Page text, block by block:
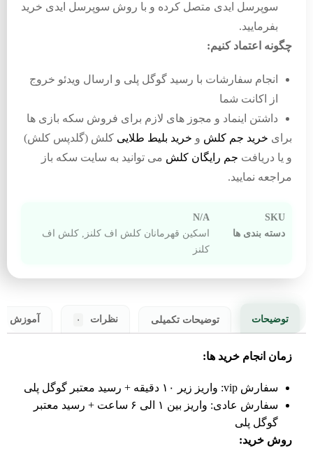
سوپرسل ایدی متصل کرده و با روش سوپرسل ایدی خرید
بفرمایید.
چگونه اعتماد کنیم:
انجام سفارشات با رسید گوگل پلی و ارسال ویدئو خروج
از اکانت شما
داشتن اینماد و مجوز های لازم برای فروش سکه بازی ها
برای خرید جم کلش و خرید بلیط طلایی کلش (گلدپس کلش)
و یا دریافت جم رایگان کلش می توانید به سایت سکه باز
مراجعه نمایید.
SKU
N/A
دسته بندی ها
اسکین قهرمانان کلش اف کلنز
کلش اف
کلنز
توضیحات توضیحات تکمیلی نظرات ۰ آموزش
زمان انجام خرید ها:
سفارش vip: واریز زیر ۱۰ دقیقه + رسید معتبر گوگل پلی
سفارش عادی: واریز بین ۱ الی ۶ ساعت + رسید معتبر
گوگل پلی
روش خرید: